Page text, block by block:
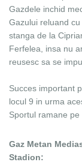
Gazdele inchid
Gazului reluand
stanga de la
Ferfelea, insa nu
reusesc sa se
Succes important
locul 9 in urma
Sportul ramane
Gaz Metan
Stadion: